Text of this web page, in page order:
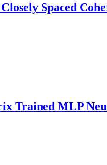
Spaced
Trained MLP